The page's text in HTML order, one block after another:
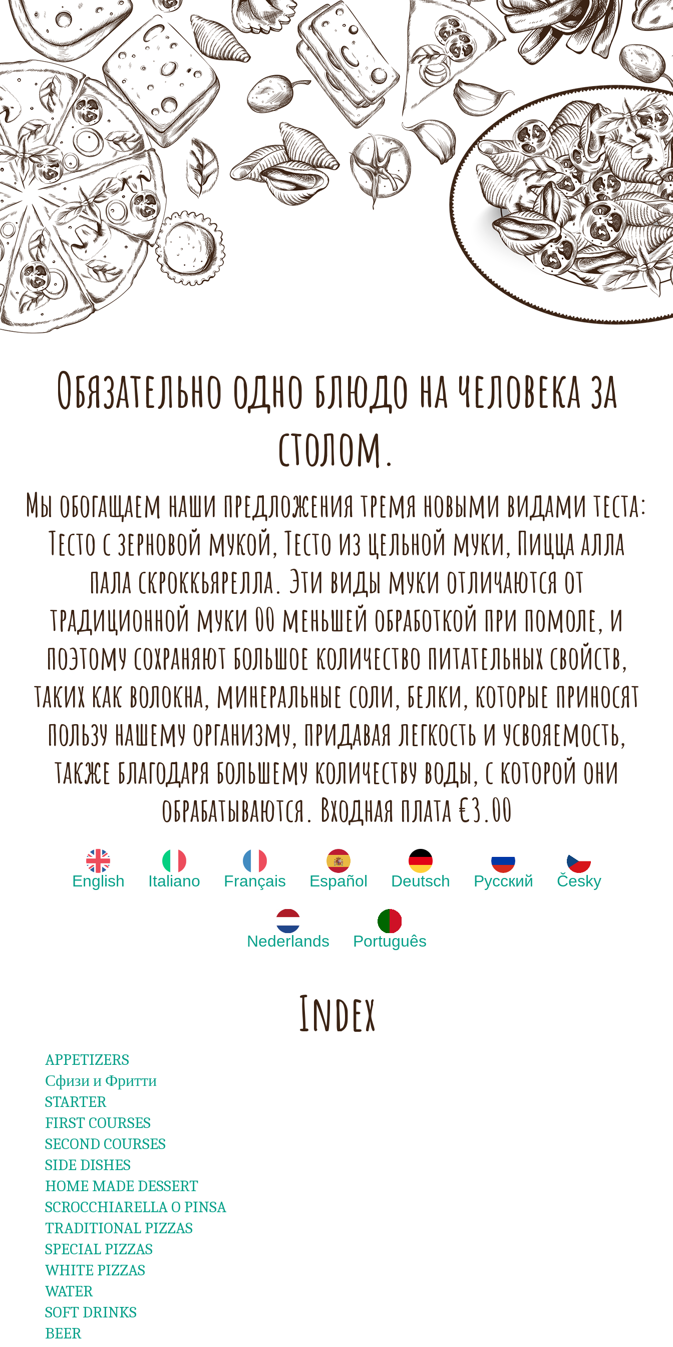
Обязательно одно блюдо на человека за
столом.
Мы обогащаем наши предложения тремя новыми видами теста:
Тесто с зерновой мукой, Тесто из цельной муки, Пицца алла
пала скроккьярелла. Эти виды муки отличаются от
традиционной муки 00 меньшей обработкой при помоле, и
поэтому сохраняют большое количество питательных свойств,
таких как волокна, минеральные соли, белки, которые приносят
пользу нашему организму, придавая легкость и усвояемость,
также благодаря большему количеству воды, с которой они
обрабатываются. Входная плата €3.00
English Italiano Français Español Deutsch Русский Česky
Nederlands Português
Index
APPETIZERS
Сфизи и Фритти
STARTER
FIRST COURSES
SECOND COURSES
SIDE DISHES
HOME MADE DESSERT
SCROCCHIARELLA O PINSA
TRADITIONAL PIZZAS
SPECIAL PIZZAS
WHITE PIZZAS
WATER
SOFT DRINKS
BEER